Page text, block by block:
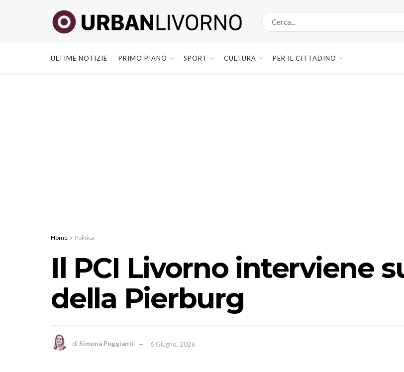
ULTIME NOTIZIE PRIMO PIANO SPORT CULTURA PER IL CITTADINO
Home Politica
Il PCI Livorno interviene
della Pierburg
di Simona Poggianti 6 Giugno, 2026